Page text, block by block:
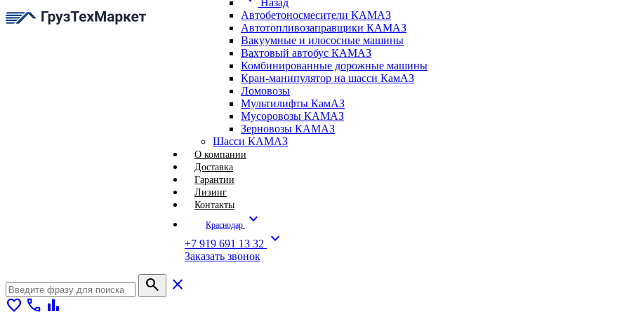
Назад
Автобетоносмесители КАМАЗ
Автотопливозаправщики КАМАЗ
Вакуумные и илососные машины
Вахтовый автобус КАМАЗ
Комбинированные дорожные машины
Кран-манипулятор на шасси КамАЗ
Ломовозы
Мультилифты КамАЗ
Мусоровозы КАМАЗ
Зерновозы КАМАЗ
Шасси КАМАЗ
О компании
Доставка
Гарантии
Лизинг
Контакты
Краснодар expand_more
+7 919 691 13 32 expand_more
Заказать звонок
search
close
favorite call bar_chart